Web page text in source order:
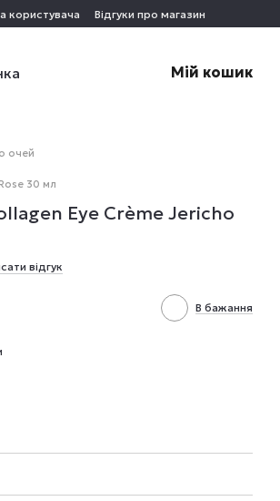
користувача Відгуки про магазин
Мій кошик
очей
30 мл
Eye Crème Jericho
відгук
В бажання